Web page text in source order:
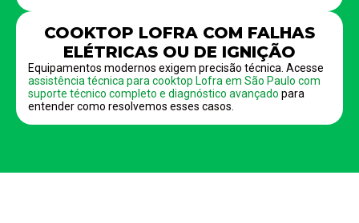
COOKTOP LOFRA COM FALHAS
ELÉTRICAS OU DE IGNIÇÃO
Equipamentos modernos exigem precisão técnica. Acesse
assistência técnica para cooktop Lofra em São Paulo com
suporte técnico completo e diagnóstico avançado para
entender como resolvemos esses casos.